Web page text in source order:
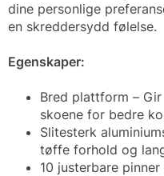
dine personlige
en skreddersydd følelse.
Egenskaper:
Bred plattform –
skoene for bedre
Slitesterk
tøffe forhold og
10 justerbare